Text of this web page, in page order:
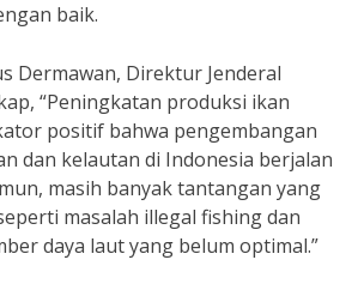
baik.
Dermawan, Direktur Jenderal
“Peningkatan produksi ikan
positif bahwa pengembangan
dan kelautan di Indonesia berjalan
masih banyak tantangan yang
masalah illegal fishing dan
daya laut yang belum optimal.”